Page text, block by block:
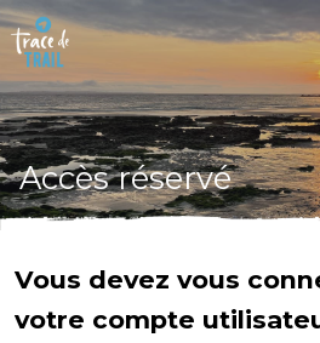
Accès réservé
Vous devez vous
votre compte